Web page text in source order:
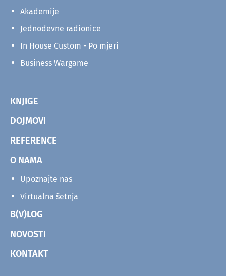
Akademije
Jednodevne radionice
In House Custom - Po mjeri
Business Wargame
KNJIGE
DOJMOVI
REFERENCE
O NAMA
Upoznajte nas
Virtualna šetnja
B(V)LOG
NOVOSTI
KONTAKT